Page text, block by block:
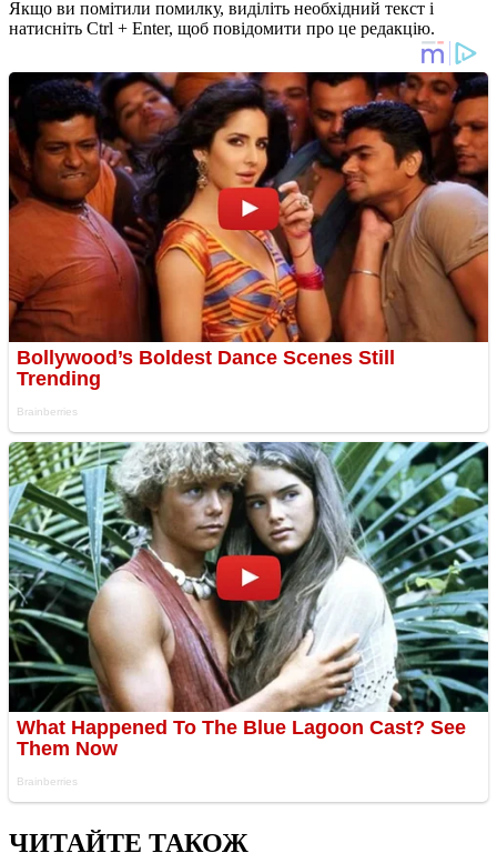
Якщо ви помітили помилку, виділіть необхідний текст і
натисніть Ctrl + Enter, щоб повідомити про це редакцію.
ЧИТАЙТЕ ТАКОЖ